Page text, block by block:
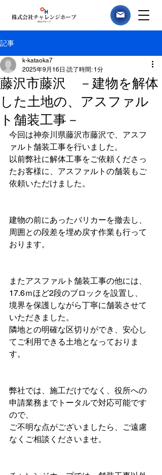
記事
藤沢市藤沢 －建物を解体
した土地の、アスファル
ト舗装工事－
k-kataoka7
2025年9月16日 読了時間: 1分
今回は神奈川県藤沢市藤沢で、アスフ
ァルト舗装工事を行いました。
以前弊社に解体工事をご依頼くださっ
たお客様に、アスファルトの舗装もご
依頼いただけました。
建物の前にあったバリカーを撤去し、
周囲との段差を埋め戻す作業も行って
おります。
またアスファルト舗装工事の他には、
17.6ｍほど2段のブロックを設置し、
境界を保護しながら丁寧に舗装させて
いただきました。
隣地との明確な区切りができ、安心し
てご利用できる土地となっておりま
す。
弊社では、施工だけでなく、役所への
申請業務までトータルで対応可能です
ので、
ご不明な点がございましたら、ご遠慮
なくご相談くださいませ。